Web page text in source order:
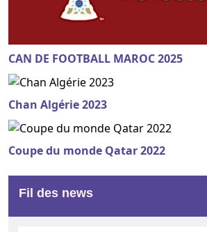
CAN DE FOOTBALL MAROC 2025
Chan Algérie 2023
Coupe du monde Qatar 2022
Fil des news